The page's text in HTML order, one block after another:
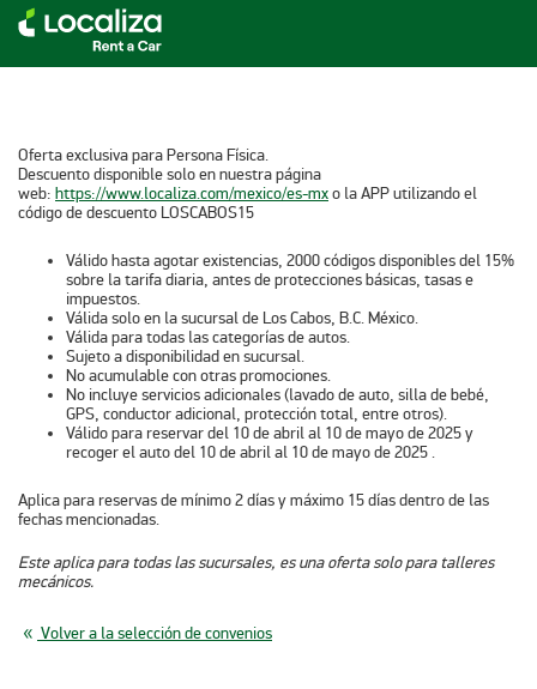
Oferta exclusiva para Persona Física.
Descuento disponible solo en nuestra página
web: https://www.localiza.com/mexico/es-mxo la APP utilizando el
código de descuento LOSCABOS15
Válido hasta agotar existencias, 2000 códigos disponibles del 15%
sobre la tarifa diaria, antes de protecciones básicas, tasas e
impuestos.
Válida solo en la sucursal de Los Cabos, B.C. México.
Válida para todas las categorías de autos.
Sujeto a disponibilidad en sucursal.
No acumulable con otras promociones.
No incluye servicios adicionales (lavado de auto, silla de bebé,
GPS, conductor adicional, protección total, entre otros).
Válido para reservar del 10 de abril al 10 de mayo de 2025 y
recoger el auto del 10 de abril al 10 de mayo de 2025 .
Aplica para reservas de mínimo 2 días y máximo 15 días dentro de las
fechas mencionadas.
Este aplica para todas las sucursales, es una oferta solo para talleres
mecánicos.
Volver a la selección de convenios